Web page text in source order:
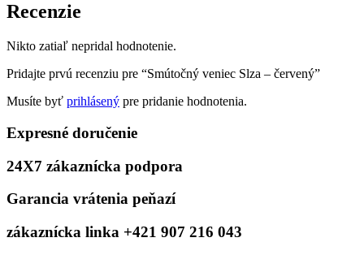
Recenzie
Nikto zatiaľ nepridal hodnotenie.
Pridajte prvú recenziu pre “Smútočný veniec Slza – červený”
Musíte byť prihlásený pre pridanie hodnotenia.
Expresné doručenie
24X7 zákaznícka podpora
Garancia vrátenia peňazí
zákaznícka linka +421 907 216 043